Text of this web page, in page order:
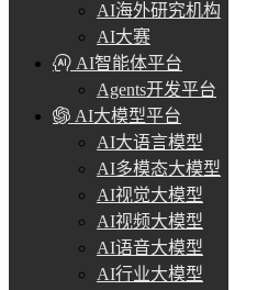
AI海外研究机构
AI大赛
AI智能体平台
Agents开发平台
AI大模型平台
AI大语言模型
AI多模态大模型
AI视觉大模型
AI视频大模型
AI语音大模型
AI行业大模型